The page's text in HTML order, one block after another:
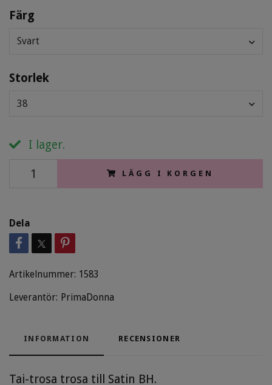
Färg
Svart
Storlek
38
I lager.
LÄGG I KORGEN
Dela
Artikelnummer: 1583
Leverantör: PrimaDonna
INFORMATION RECENSIONER
Tai-trosa trosa till Satin BH.